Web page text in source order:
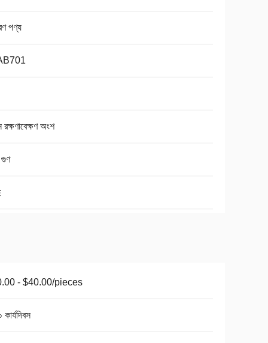
পণ্য
রক্ষণাবেক্ষণ অংশ
- $40.00/pieces